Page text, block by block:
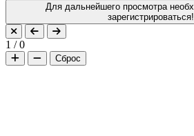
Для дальнейшего просмотра необходимо войти или
зарегистрироваться!
1 /0
Сброс